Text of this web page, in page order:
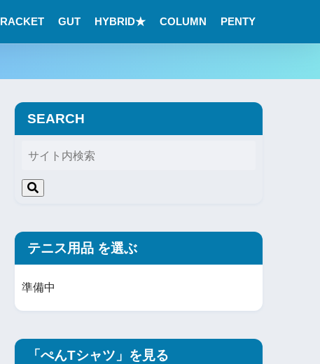
RACKET GUT HYBRID★ COLUMN PENTY
SEARCH
テニス用品 を選ぶ
準備中
「ぺんTシャツ」を見る